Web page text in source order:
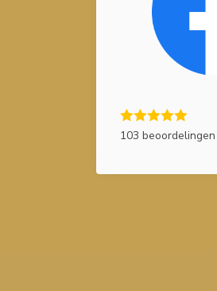
103 beoordelingen